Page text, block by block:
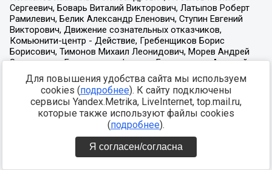
Для повышения удобства сайта мы используем
cookies (подробнее). К сайту подключены
сервисы Yandex.Metrika, LiveInternet, top.mail.ru,
которые также используют файлы cookies
(подробнее).
Я согласен/согласна